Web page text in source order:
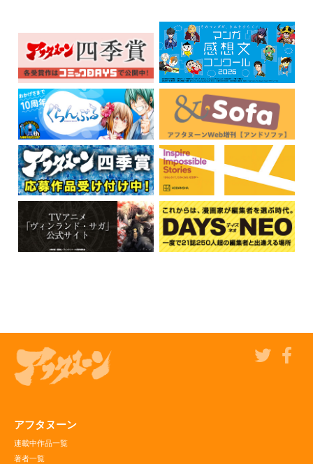
アフタヌーン
連載中作品一覧
著者一覧